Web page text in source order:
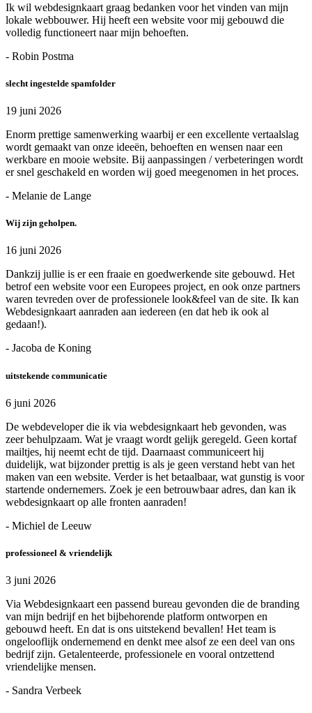
Ik wil webdesignkaart graag bedanken voor het vinden van mijn
lokale webbouwer. Hij heeft een website voor mij gebouwd die
volledig functioneert naar mijn behoeften.
- Robin Postma
slecht ingestelde spamfolder
19 juni 2026
Enorm prettige samenwerking waarbij er een excellente vertaalslag
wordt gemaakt van onze ideeën, behoeften en wensen naar een
werkbare en mooie website. Bij aanpassingen / verbeteringen wordt
er snel geschakeld en worden wij goed meegenomen in het proces.
- Melanie de Lange
Wij zijn geholpen.
16 juni 2026
Dankzij jullie is er een fraaie en goedwerkende site gebouwd. Het
betrof een website voor een Europees project, en ook onze partners
waren tevreden over de professionele look&feel van de site. Ik kan
Webdesignkaart aanraden aan iedereen (en dat heb ik ook al
gedaan!).
- Jacoba de Koning
uitstekende communicatie
6 juni 2026
De webdeveloper die ik via webdesignkaart heb gevonden, was
zeer behulpzaam. Wat je vraagt wordt gelijk geregeld. Geen kortaf
mailtjes, hij neemt echt de tijd. Daarnaast communiceert hij
duidelijk, wat bijzonder prettig is als je geen verstand hebt van het
maken van een website. Verder is het betaalbaar, wat gunstig is voor
startende ondernemers. Zoek je een betrouwbaar adres, dan kan ik
webdesignkaart op alle fronten aanraden!
- Michiel de Leeuw
professioneel & vriendelijk
3 juni 2026
Via Webdesignkaart een passend bureau gevonden die de branding
van mijn bedrijf en het bijbehorende platform ontworpen en
gebouwd heeft. En dat is ons uitstekend bevallen! Het team is
ongelooflijk ondernemend en denkt mee alsof ze een deel van ons
bedrijf zijn. Getalenteerde, professionele en vooral ontzettend
vriendelijke mensen.
- Sandra Verbeek